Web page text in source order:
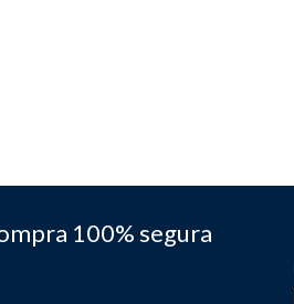
100% segura